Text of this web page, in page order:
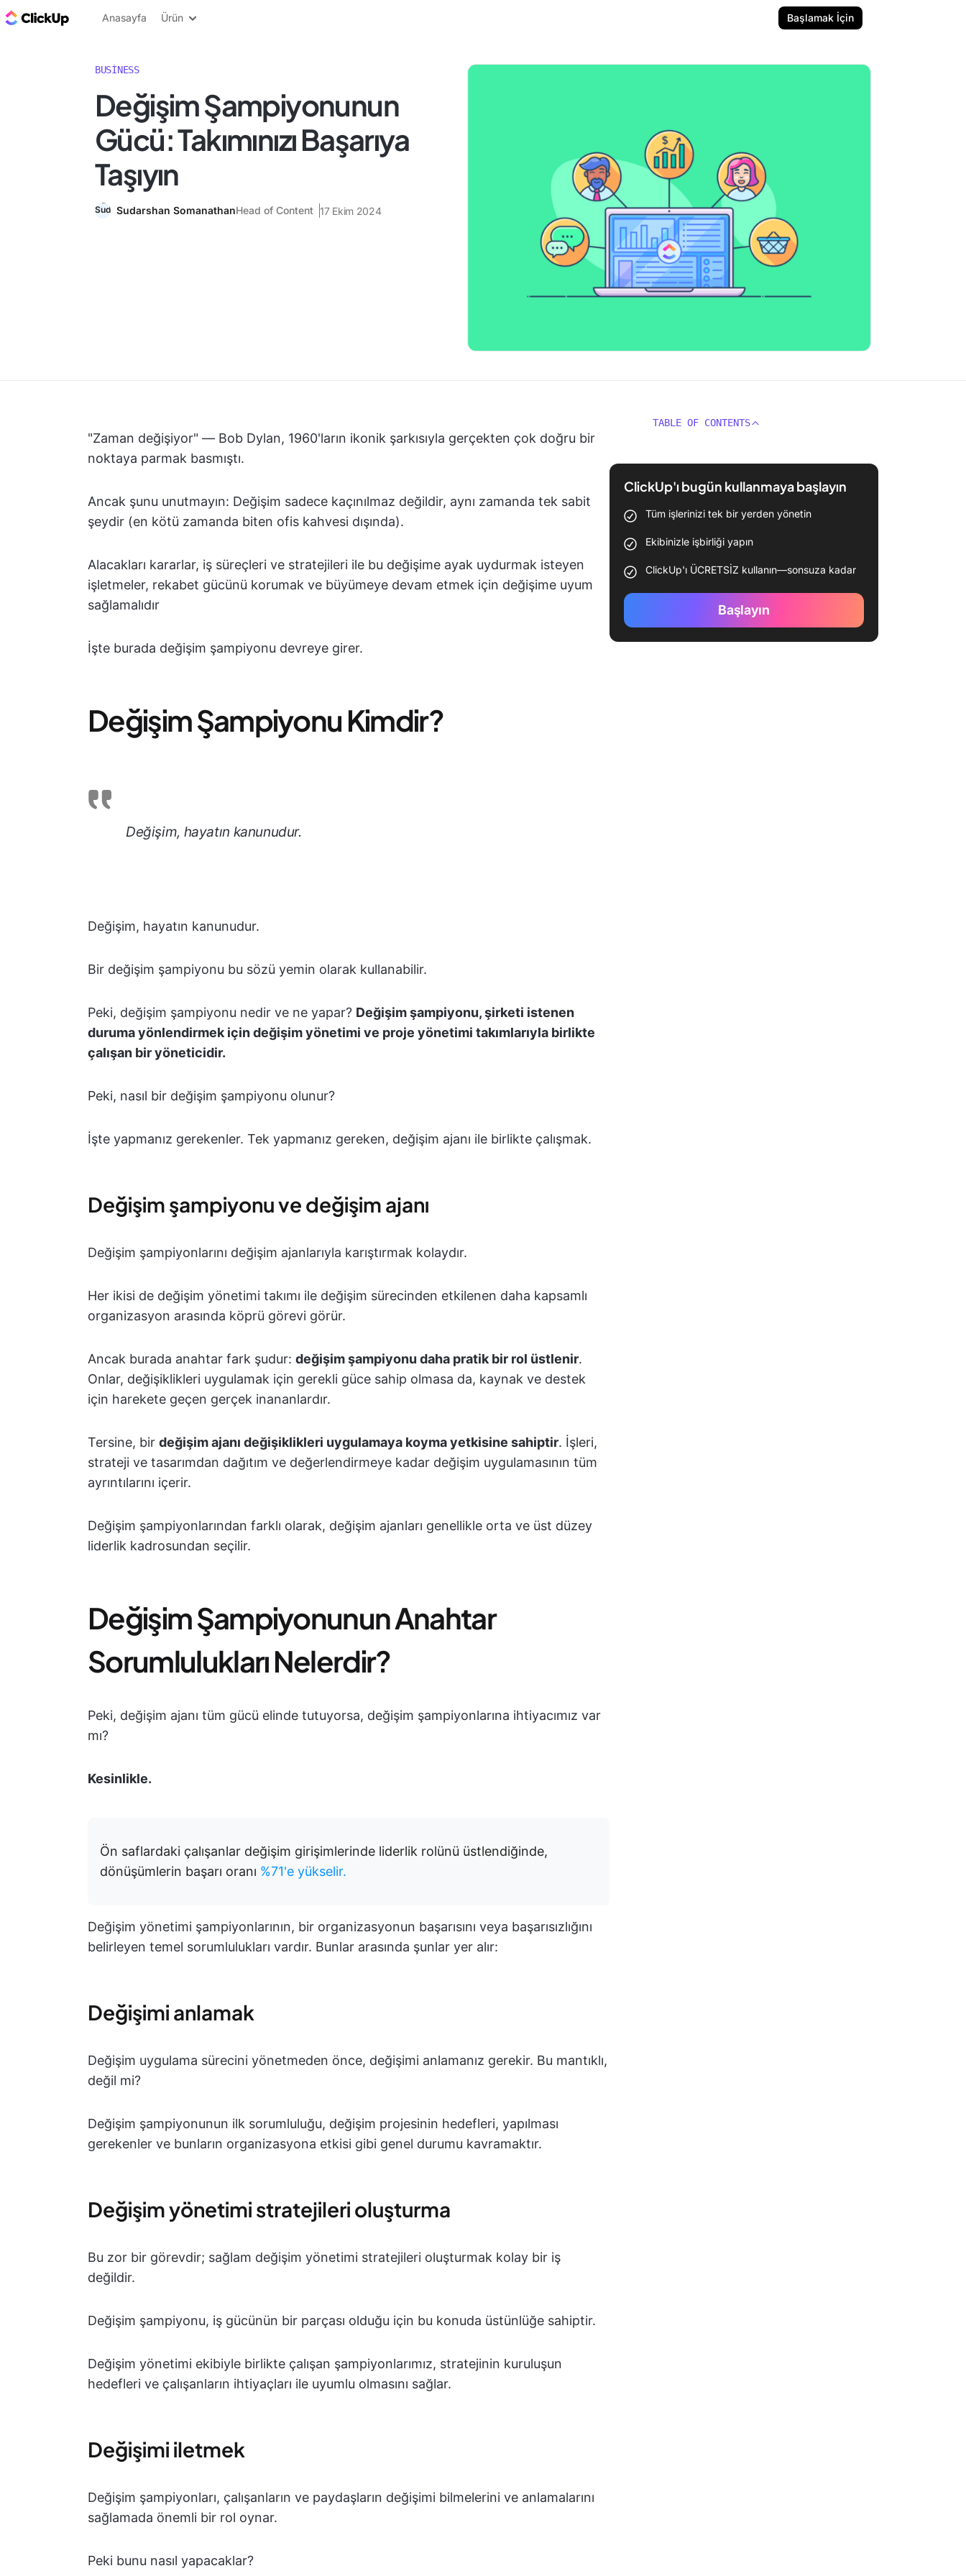
ClickUp Blog
Anasayfa Ürün Başlamak İçin
BUSINESS
Değişim Şampiyonunun
Gücü: Takımınızı Başarıya
Taşıyın
Sudarshan SomanathanHead of Content 17 Ekim 2024
"Zaman değişiyor" — Bob Dylan, 1960'ların ikonik şarkısıyla gerçekten çok doğru bir
noktaya parmak basmıştı.
Ancak şunu unutmayın: Değişim sadece kaçınılmaz değildir, aynı zamanda tek sabit
şeydir (en kötü zamanda biten ofis kahvesi dışında).
Alacakları kararlar, iş süreçleri ve stratejileri ile bu değişime ayak uydurmak isteyen
işletmeler, rekabet gücünü korumak ve büyümeye devam etmek için değişime uyum
sağlamalıdır
İşte burada değişim şampiyonu devreye girer.
Değişim Şampiyonu Kimdir?
Değişim, hayatın kanunudur.
Değişim, hayatın kanunudur.
Bir değişim şampiyonu bu sözü yemin olarak kullanabilir.
Peki, değişim şampiyonu nedir ve ne yapar? Değişim şampiyonu, şirketi istenen
duruma yönlendirmek için değişim yönetimi ve proje yönetimi takımlarıyla birlikte
çalışan bir yöneticidir.
Peki, nasıl bir değişim şampiyonu olunur?
İşte yapmanız gerekenler. Tek yapmanız gereken, değişim ajanı ile birlikte çalışmak.
Değişim şampiyonu ve değişim ajanı
Değişim şampiyonlarını değişim ajanlarıyla karıştırmak kolaydır.
Her ikisi de değişim yönetimi takımı ile değişim sürecinden etkilenen daha kapsamlı
organizasyon arasında köprü görevi görür.
Ancak burada anahtar fark şudur: değişim şampiyonu daha pratik bir rol üstlenir.
Onlar, değişiklikleri uygulamak için gerekli güce sahip olmasa da, kaynak ve destek
için harekete geçen gerçek inananlardır.
Tersine, bir değişim ajanı değişiklikleri uygulamaya koyma yetkisine sahiptir. İşleri,
strateji ve tasarımdan dağıtım ve değerlendirmeye kadar değişim uygulamasının tüm
ayrıntılarını içerir.
Değişim şampiyonlarından farklı olarak, değişim ajanları genellikle orta ve üst düzey
liderlik kadrosundan seçilir.
Değişim Şampiyonunun Anahtar
Sorumlulukları Nelerdir?
Peki, değişim ajanı tüm gücü elinde tutuyorsa, değişim şampiyonlarına ihtiyacımız var
mı?
Kesinlikle.
Ön saflardaki çalışanlar değişim girişimlerinde liderlik rolünü üstlendiğinde,
dönüşümlerin başarı oranı %71'e yükselir.
Değişim yönetimi şampiyonlarının, bir organizasyonun başarısını veya başarısızlığını
belirleyen temel sorumlulukları vardır. Bunlar arasında şunlar yer alır:
Değişimi anlamak
Değişim uygulama sürecini yönetmeden önce, değişimi anlamanız gerekir. Bu mantıklı,
değil mi?
Değişim şampiyonunun ilk sorumluluğu, değişim projesinin hedefleri, yapılması
gerekenler ve bunların organizasyona etkisi gibi genel durumu kavramaktır.
Değişim yönetimi stratejileri oluşturma
Bu zor bir görevdir; sağlam değişim yönetimi stratejileri oluşturmak kolay bir iş
değildir.
Değişim şampiyonu, iş gücünün bir parçası olduğu için bu konuda üstünlüğe sahiptir.
Değişim yönetimi ekibiyle birlikte çalışan şampiyonlarımız, stratejinin kuruluşun
hedefleri ve çalışanların ihtiyaçları ile uyumlu olmasını sağlar.
Değişimi iletmek
Değişim şampiyonları, çalışanların ve paydaşların değişimi bilmelerini ve anlamalarını
sağlamada önemli bir rol oynar.
Peki bunu nasıl yapacaklar?
TABLE OF CONTENTS
ClickUp'ı bugün kullanmaya başlayın
Tüm işlerinizi tek bir yerden yönetin
Ekibinizle işbirliği yapın
ClickUp'ı ÜCRETSİZ kullanın—sonsuza kadar
Başlayın